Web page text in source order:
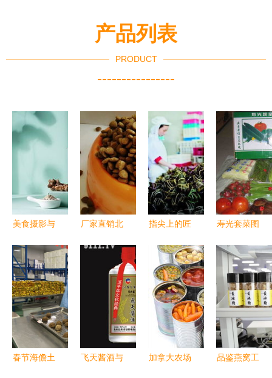
产品列表
PRODUCT
----------------
美食摄影与
正大集团产
品包装视觉
战略探析
厂家直销北
品级品质与
酒类经营的
跨界融合
指尖上的匠
后包粽工的
一天
寿光套菜图
经营艺术
春节海儋土
飞天酱酒与
加拿大农场
品鉴燕窝工